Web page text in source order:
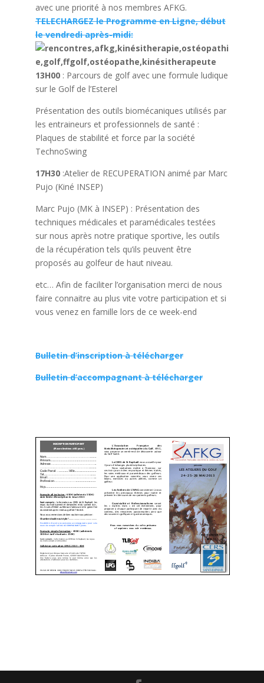
avec une priorité à nos membres AFKG.
TELECHARGEZ le Programme en Ligne, début
le vendredi après-midi:
13H00 : Parcours de golf avec une formule ludique
sur le Golf de l’Esterel
Présentation des outils biomécaniques utilisés par
les entraineurs et professionnels de santé :
Plaques de stabilité et force par la société
TechnoSwing
17H30 :Atelier de RECUPERATION animé par Marc
Pujo (Kiné INSEP)
Marc Pujo (MK à INSEP) : Présentation des
techniques médicales et paramédicales testées
sur nous après notre pratique sportive, les outils
de la récupération tels qu’ils peuvent être
proposés au golfeur de haut niveau.
etc… Afin de faciliter l’organisation merci de nous
faire connaitre au plus vite votre participation et si
vous venez en famille lors de ce week-end
Bulletin d’inscription à télécharger
Bulletin d’accompagnant à télécharger